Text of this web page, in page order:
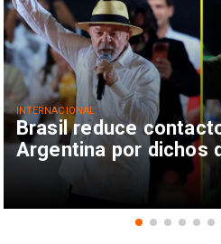
Brasil reduce
Argentina por dichos
INTERNACIONAL